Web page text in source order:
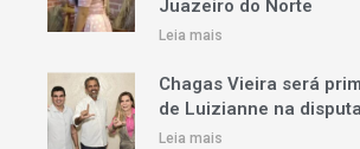
Juazeiro do Norte
Leia mais
Chagas Vieira será
de Luizianne na
Leia mais